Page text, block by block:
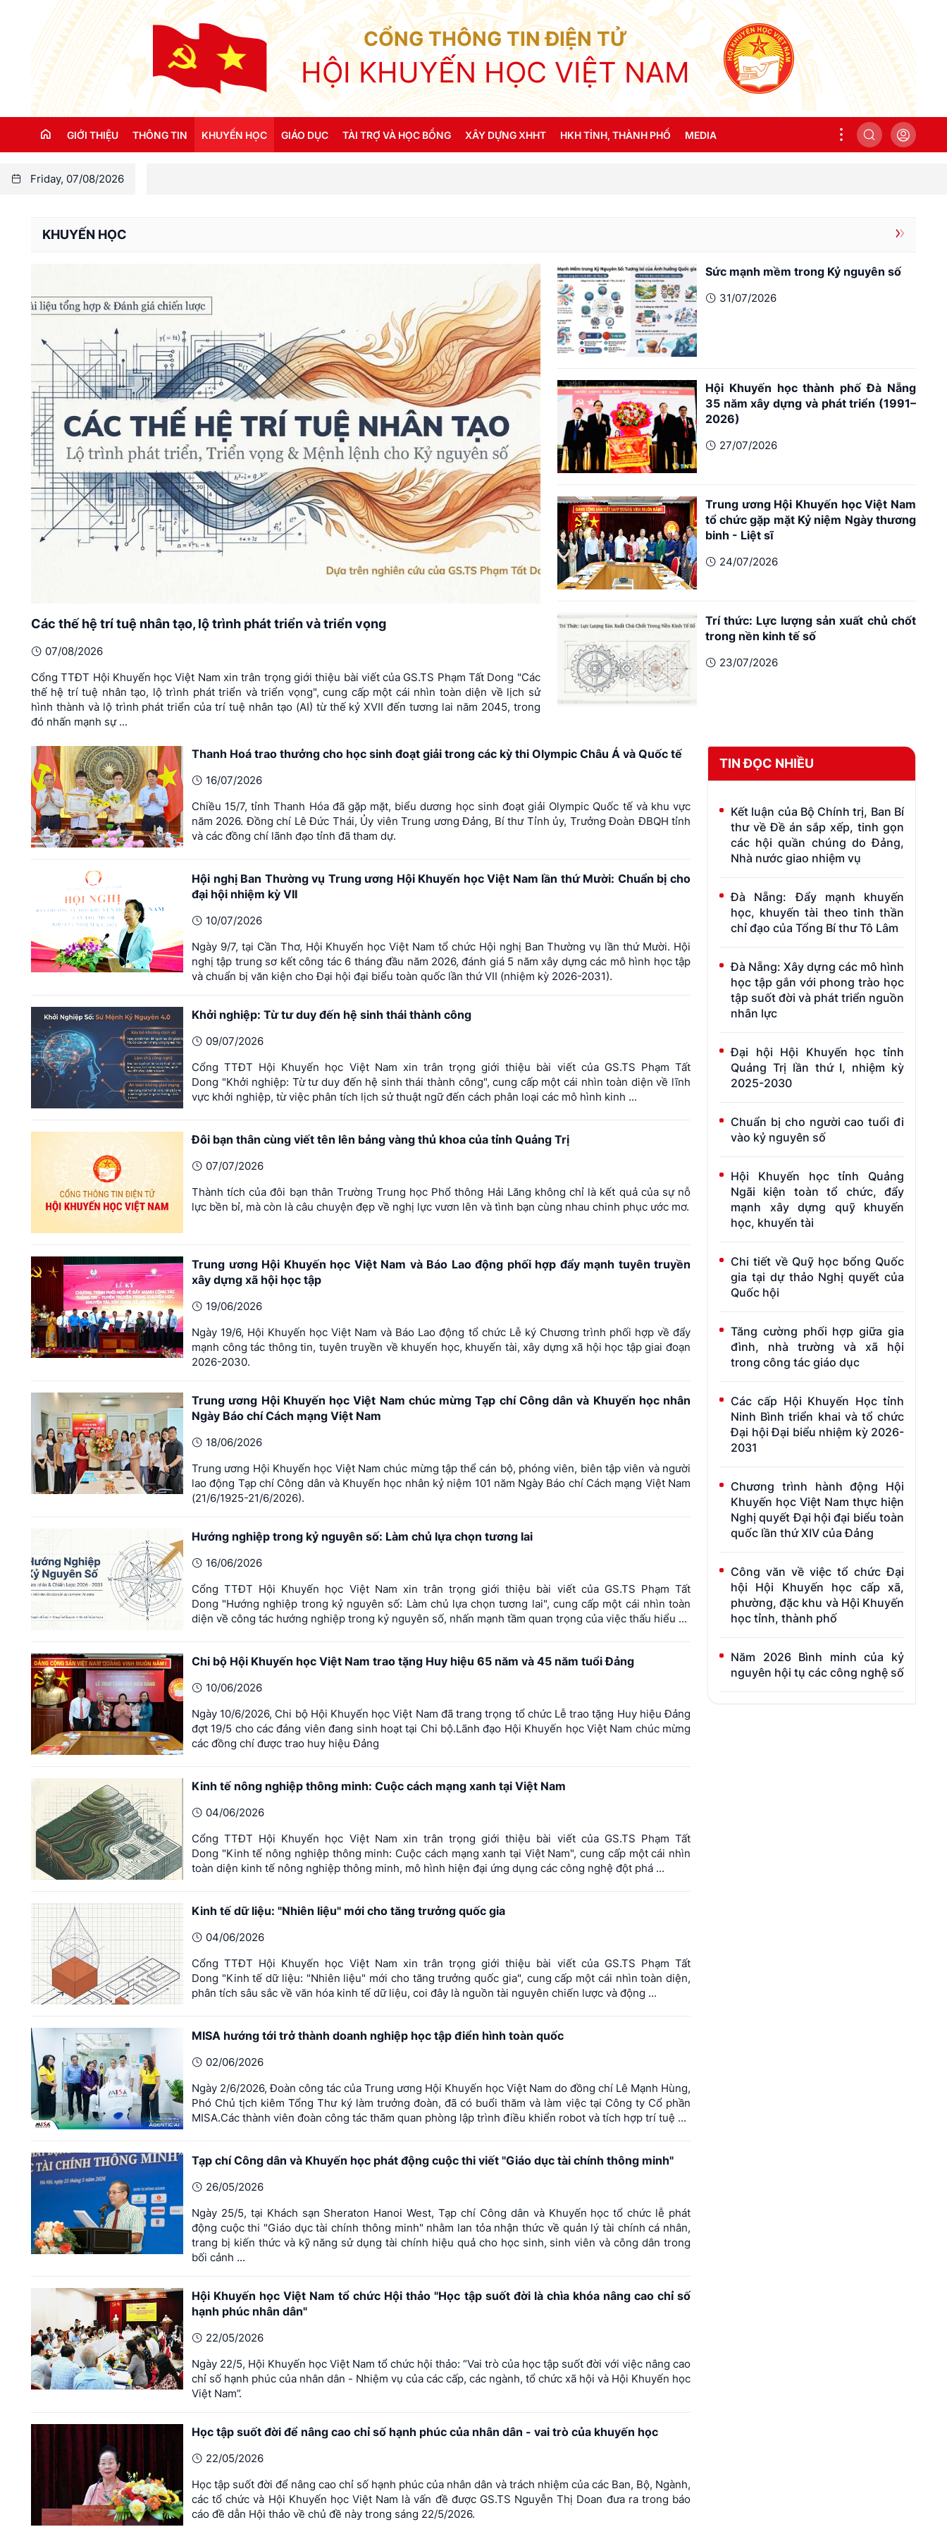
CỔNG THÔNG TIN ĐIỆN TỬ
HỘI KHUYẾN HỌC VIỆT NAM
GIỚI THIỆU
Tổ chức bộ máy
THÔNG TIN KHUYẾN HỌC GIÁO DỤC TÀI TRỢ VÀ HỌC BỔNG XÂY DỰNG XHHT HKH TỈNH, THÀNH PHỐ MEDIA
Friday, 07/08/2026
KHUYẾN HỌC
Các thế hệ trí tuệ nhân tạo, lộ trình phát triển và triển vọng
07/08/2026
Cổng TTĐT Hội Khuyến học Việt Nam xin trân trọng giới thiệu bài viết của GS.TS Phạm Tất Dong "Các
thế hệ trí tuệ nhân tạo, lộ trình phát triển và triển vọng", cung cấp một cái nhìn toàn diện về lịch sử
hình thành và lộ trình phát triển của trí tuệ nhân tạo (AI) từ thế kỷ XVII đến tương lai năm 2045, trong
đó nhấn mạnh sự ...
Sức mạnh mềm trong Kỷ nguyên số
31/07/2026
Hội Khuyến học thành phố Đà Nẵng
35 năm xây dựng và phát triển (1991–
2026)
27/07/2026
Trung ương Hội Khuyến học Việt Nam
tổ chức gặp mặt Kỷ niệm Ngày thương
binh - Liệt sĩ
24/07/2026
Trí thức: Lực lượng sản xuất chủ chốt
trong nền kinh tế số
23/07/2026
Thanh Hoá trao thưởng cho học sinh đoạt giải trong các kỳ thi Olympic Châu Á và Quốc tế
16/07/2026
Chiều 15/7, tỉnh Thanh Hóa đã gặp mặt, biểu dương học sinh đoạt giải Olympic Quốc tế và khu vực
năm 2026. Đồng chí Lê Đức Thái, Ủy viên Trung ương Đảng, Bí thư Tỉnh ủy, Trưởng Đoàn ĐBQH tỉnh
và các đồng chí lãnh đạo tỉnh đã tham dự.
Hội nghị Ban Thường vụ Trung ương Hội Khuyến học Việt Nam lần thứ Mười: Chuẩn bị cho
đại hội nhiệm kỳ VII
10/07/2026
Ngày 9/7, tại Cần Thơ, Hội Khuyến học Việt Nam tổ chức Hội nghị Ban Thường vụ lần thứ Mười. Hội
nghị tập trung sơ kết công tác 6 tháng đầu năm 2026, đánh giá 5 năm xây dựng các mô hình học tập
và chuẩn bị văn kiện cho Đại hội đại biểu toàn quốc lần thứ VII (nhiệm kỳ 2026-2031).
Khởi nghiệp: Từ tư duy đến hệ sinh thái thành công
09/07/2026
Cổng TTĐT Hội Khuyến học Việt Nam xin trân trọng giới thiệu bài viết của GS.TS Phạm Tất
Dong "Khởi nghiệp: Từ tư duy đến hệ sinh thái thành công", cung cấp một cái nhìn toàn diện về lĩnh
vực khởi nghiệp, từ việc phân tích lịch sử thuật ngữ đến cách phân loại các mô hình kinh ...
Đôi bạn thân cùng viết tên lên bảng vàng thủ khoa của tỉnh Quảng Trị
07/07/2026
Thành tích của đôi bạn thân Trường Trung học Phổ thông Hải Lăng không chỉ là kết quả của sự nỗ
lực bền bỉ, mà còn là câu chuyện đẹp về nghị lực vươn lên và tình bạn cùng nhau chinh phục ước mơ.
Trung ương Hội Khuyến học Việt Nam và Báo Lao động phối hợp đẩy mạnh tuyên truyền
xây dựng xã hội học tập
19/06/2026
Ngày 19/6, Hội Khuyến học Việt Nam và Báo Lao động tổ chức Lễ ký Chương trình phối hợp về đẩy
mạnh công tác thông tin, tuyên truyền về khuyến học, khuyến tài, xây dựng xã hội học tập giai đoạn
2026-2030.
Trung ương Hội Khuyến học Việt Nam chúc mừng Tạp chí Công dân và Khuyến học nhân
Ngày Báo chí Cách mạng Việt Nam
18/06/2026
Trung ương Hội Khuyến học Việt Nam chúc mừng tập thể cán bộ, phóng viên, biên tập viên và người
lao động Tạp chí Công dân và Khuyến học nhân kỷ niệm 101 năm Ngày Báo chí Cách mạng Việt Nam
(21/6/1925-21/6/2026).
Hướng nghiệp trong kỷ nguyên số: Làm chủ lựa chọn tương lai
16/06/2026
Cổng TTĐT Hội Khuyến học Việt Nam xin trân trọng giới thiệu bài viết của GS.TS Phạm Tất
Dong "Hướng nghiệp trong kỷ nguyên số: Làm chủ lựa chọn tương lai", cung cấp một cái nhìn toàn
diện về công tác hướng nghiệp trong kỷ nguyên số, nhấn mạnh tầm quan trọng của việc thấu hiểu ...
Chi bộ Hội Khuyến học Việt Nam trao tặng Huy hiệu 65 năm và 45 năm tuổi Đảng
10/06/2026
Ngày 10/6/2026, Chi bộ Hội Khuyến học Việt Nam đã trang trọng tổ chức Lễ trao tặng Huy hiệu Đảng
đợt 19/5 cho các đảng viên đang sinh hoạt tại Chi bộ.Lãnh đạo Hội Khuyến học Việt Nam chúc mừng
các đồng chí được trao huy hiệu Đảng
Kinh tế nông nghiệp thông minh: Cuộc cách mạng xanh tại Việt Nam
04/06/2026
Cổng TTĐT Hội Khuyến học Việt Nam xin trân trọng giới thiệu bài viết của GS.TS Phạm Tất
Dong "Kinh tế nông nghiệp thông minh: Cuộc cách mạng xanh tại Việt Nam", cung cấp một cái nhìn
toàn diện kinh tế nông nghiệp thông minh, mô hình hiện đại ứng dụng các công nghệ đột phá ...
Kinh tế dữ liệu: "Nhiên liệu" mới cho tăng trưởng quốc gia
04/06/2026
Cổng TTĐT Hội Khuyến học Việt Nam xin trân trọng giới thiệu bài viết của GS.TS Phạm Tất
Dong "Kinh tế dữ liệu: "Nhiên liệu" mới cho tăng trưởng quốc gia", cung cấp một cái nhìn toàn diện,
phân tích sâu sắc về văn hóa kinh tế dữ liệu, coi đây là nguồn tài nguyên chiến lược và động ...
MISA hướng tới trở thành doanh nghiệp học tập điển hình toàn quốc
02/06/2026
Ngày 2/6/2026, Đoàn công tác của Trung ương Hội Khuyến học Việt Nam do đồng chí Lê Mạnh Hùng,
Phó Chủ tịch kiêm Tổng Thư ký làm trưởng đoàn, đã có buổi thăm và làm việc tại Công ty Cổ phần
MISA.Các thành viên đoàn công tác thăm quan phòng lập trình điều khiển robot và tích hợp trí tuệ ...
Tạp chí Công dân và Khuyến học phát động cuộc thi viết "Giáo dục tài chính thông minh"
26/05/2026
Ngày 25/5, tại Khách sạn Sheraton Hanoi West, Tạp chí Công dân và Khuyến học tổ chức lễ phát
động cuộc thi "Giáo dục tài chính thông minh" nhằm lan tỏa nhận thức về quản lý tài chính cá nhân,
trang bị kiến thức và kỹ năng sử dụng tài chính hiệu quả cho học sinh, sinh viên và công dân trong
bối cảnh ...
Hội Khuyến học Việt Nam tổ chức Hội thảo "Học tập suốt đời là chìa khóa nâng cao chỉ số
hạnh phúc nhân dân"
22/05/2026
Ngày 22/5, Hội Khuyến học Việt Nam tổ chức hội thảo: “Vai trò của học tập suốt đời với việc nâng cao
chỉ số hạnh phúc của nhân dân - Nhiệm vụ của các cấp, các ngành, tổ chức xã hội và Hội Khuyến học
Việt Nam”.
Học tập suốt đời để nâng cao chỉ số hạnh phúc của nhân dân - vai trò của khuyến học
22/05/2026
Học tập suốt đời để nâng cao chỉ số hạnh phúc của nhân dân và trách nhiệm của các Ban, Bộ, Ngành,
các tổ chức và Hội Khuyến học Việt Nam là vấn đề được GS.TS Nguyễn Thị Doan đưa ra trong báo
cáo đề dẫn Hội thảo về chủ đề này trong sáng 22/5/2026.
TIN ĐỌC NHIỀU
Kết luận của Bộ Chính trị, Ban Bí
thư về Đề án sắp xếp, tinh gọn
các hội quần chúng do Đảng,
Nhà nước giao nhiệm vụ
Đà Nẵng: Đẩy mạnh khuyến
học, khuyến tài theo tinh thần
chỉ đạo của Tổng Bí thư Tô Lâm
Đà Nẵng: Xây dựng các mô hình
học tập gắn với phong trào học
tập suốt đời và phát triển nguồn
nhân lực
Đại hội Hội Khuyến học tỉnh
Quảng Trị lần thứ I, nhiệm kỳ
2025-2030
Chuẩn bị cho người cao tuổi đi
vào kỷ nguyên số
Hội Khuyến học tỉnh Quảng
Ngãi kiện toàn tổ chức, đẩy
mạnh xây dựng quỹ khuyến
học, khuyến tài
Chi tiết về Quỹ học bổng Quốc
gia tại dự thảo Nghị quyết của
Quốc hội
Tăng cường phối hợp giữa gia
đình, nhà trường và xã hội
trong công tác giáo dục
Các cấp Hội Khuyến Học tỉnh
Ninh Bình triển khai và tổ chức
Đại hội Đại biểu nhiệm kỳ 2026-
2031
Chương trình hành động Hội
Khuyến học Việt Nam thực hiện
Nghị quyết Đại hội đại biểu toàn
quốc lần thứ XIV của Đảng
Công văn về việc tổ chức Đại
hội Hội Khuyến học cấp xã,
phường, đặc khu và Hội Khuyến
học tỉnh, thành phố
Năm 2026 Bình minh của kỷ
nguyên hội tụ các công nghệ số